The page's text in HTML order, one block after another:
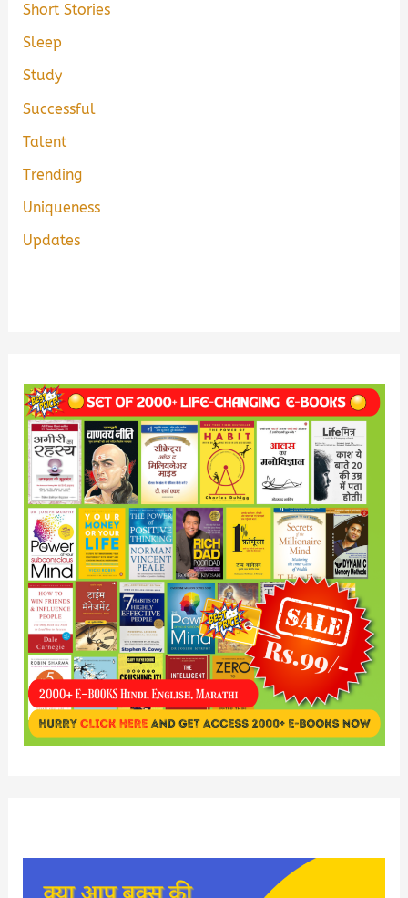
Short Stories
Sleep
Study
Successful
Talent
Trending
Uniqueness
Updates